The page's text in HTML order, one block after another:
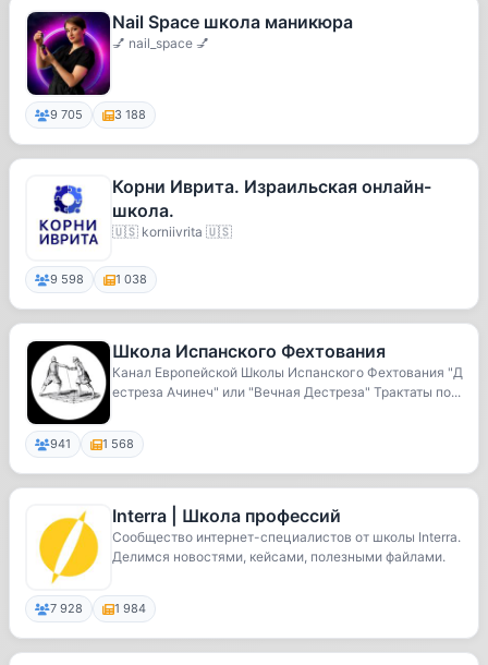
Nail Space школа маникюра
💅 nail_space 💅
9 705 3 188
Корни Иврита. Израильская онлайн-
школа.
🇺🇸 korniivrita 🇺🇸
9 598 1 038
Школа Испанского Фехтования
Канал Европейской Школы Испанского Фехтования "Д
естреза Ачинеч" или "Вечная Дестреза" Трактаты по...
941 1 568
Interra | Школа профессий
Сообщество интернет-специалистов от школы Interra.
Делимся новостями, кейсами, полезными файлами.
7 928 1 984